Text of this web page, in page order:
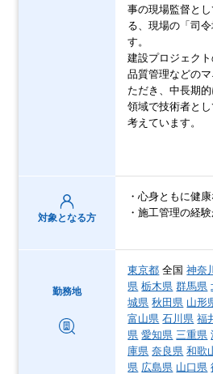
事の現場監督と
る、現場の「司
す。
建設プロジェクト
品質管理などの
ただき、中長期
領域で技術者と
考えています。
対象となる方
・心身ともに健
・施工管理の経
勤務地
東京都 全国神奈
県 栃木県 群馬県
城県 秋田県 山形
富山県 石川県 福
県 愛知県 三重県
庫県 奈良県 和歌
県 広島県 山口県